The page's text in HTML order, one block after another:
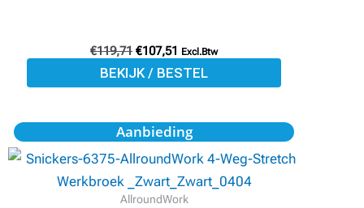
€119,71 €107,51 Excl.Btw
BEKIJK / BESTEL
worden
op
productpagina
Aanbieding
AllroundWork
Oorspronkelijke
prijs
was:
€109,40.
Huidige
prijs
is:
€98,23.
Dit
product
meerdere